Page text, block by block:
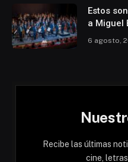
Estos
a Miguel
6 agosto,
Recibe las últimas
cine,